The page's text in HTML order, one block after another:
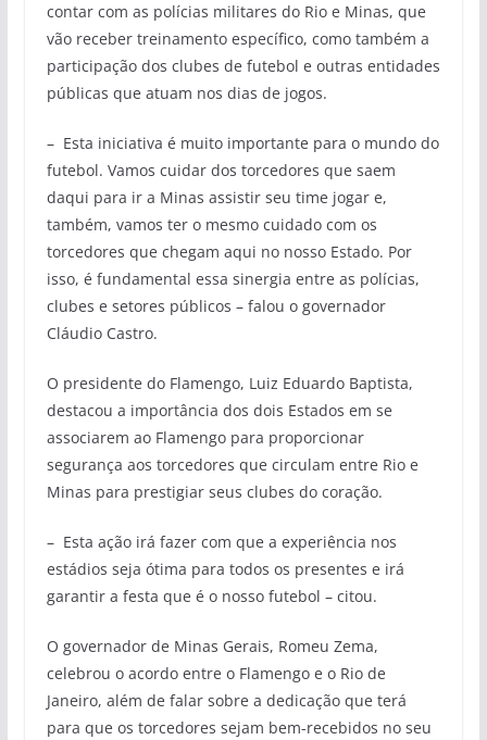
contar com as polícias militares do Rio e Minas, que
vão receber treinamento específico, como também a
participação dos clubes de futebol e outras entidades
públicas que atuam nos dias de jogos.
– Esta iniciativa é muito importante para o mundo do
futebol. Vamos cuidar dos torcedores que saem
daqui para ir a Minas assistir seu time jogar e,
também, vamos ter o mesmo cuidado com os
torcedores que chegam aqui no nosso Estado. Por
isso, é fundamental essa sinergia entre as polícias,
clubes e setores públicos – falou o governador
Cláudio Castro.
O presidente do Flamengo, Luiz Eduardo Baptista,
destacou a importância dos dois Estados em se
associarem ao Flamengo para proporcionar
segurança aos torcedores que circulam entre Rio e
Minas para prestigiar seus clubes do coração.
– Esta ação irá fazer com que a experiência nos
estádios seja ótima para todos os presentes e irá
garantir a festa que é o nosso futebol – citou.
O governador de Minas Gerais, Romeu Zema,
celebrou o acordo entre o Flamengo e o Rio de
Janeiro, além de falar sobre a dedicação que terá
para que os torcedores sejam bem-recebidos no seu